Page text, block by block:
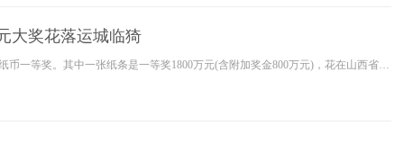
大奖花落运城临猗
黄河新闻网消息(张文娟)8月3日，第19089届体育彩票获得全国4张纸币一等奖。其中一张纸条是一等奖1800万元(含附加奖金800万元)，花在山西省运城市临猗县。8月9日上午，幸运彩票买家